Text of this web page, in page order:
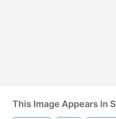
This Image Appears In